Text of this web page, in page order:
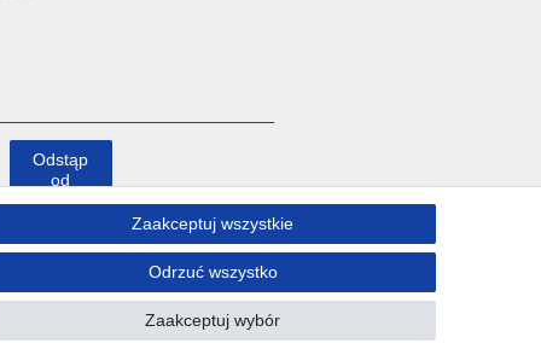
Zaakceptuj wszystkie
Odrzuć wszystko
Zaakceptuj wybór
Odstąp
od
umowy